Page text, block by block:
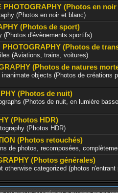
PHOTOGRAPHY (Photos en
(Photos en noir et blanc)
(Photos de sport)
(Photos d'évènements sportifs)
PHOTOGRAPHY (Photos de
(Aviations, trains, voitures)
(Photos de natures
objects (Photos de créations
(Photos de nuit)
(Photos de nuit, en lumière
(Photos HDR)
(Photos HDR)
(Photos retouchés)
de photos, recomposées,
(Photos générales)
otherwise categorized (photos